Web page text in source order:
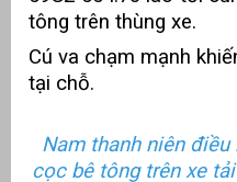
tông trên thùng xe.
Cú va chạm mạnh
tại chỗ.
Nam thanh niên
cọc bê tông trên xe